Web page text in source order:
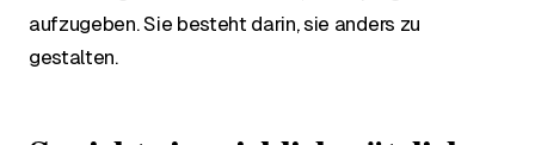
aufzugeben. Sie besteht darin, sie anders zu
gestalten.